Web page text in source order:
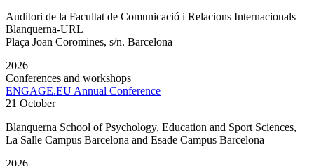
Auditori de la Facultat de Comunicació i Relacions Internacionals
Blanquerna-URL
Plaça Joan Coromines, s/n. Barcelona
2026
Conferences and workshops
ENGAGE.EU Annual Conference
21 October
Blanquerna School of Psychology, Education and Sport Sciences,
La Salle Campus Barcelona and Esade Campus Barcelona